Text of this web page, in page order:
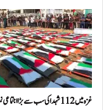
غزہ میں 112 شہدا کی سب سے بڑا اجتماعی نماز جنازہ